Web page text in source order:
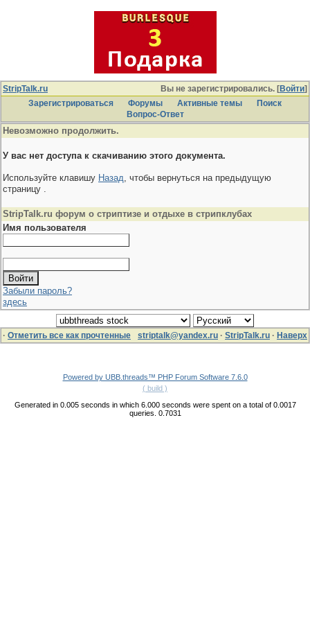
Вы не зарегистрировались. [Войти]
StripTalk.ru
Зарегистрироваться
Форумы Активные темы
Поиcк
Вопрос-Ответ
Невозможно продолжить.
У вас нет доступа к скачиванию этого документа.
Используйте клавишу Назад, чтобы вернуться на предыдущую
страницу .
StripTalk.ru форум о стриптизе и отдыхе в стрипклубах
Имя пользователя
Забыли пароль?
здесь
· Отметить все как прочтенные striptalk@yandex.ru · StripTalk.ru · Наверх
Powered by UBB.threads™ PHP Forum Software 7.6.0
( build )
Generated in 0.005 seconds in which 6.000 seconds were spent on a total of 0.0017
queries. 0.7031